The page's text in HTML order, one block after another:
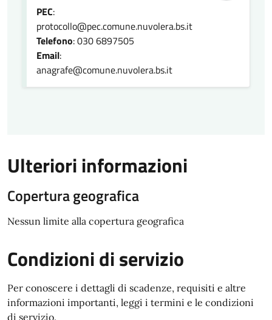
PEC:
protocollo@pec.comune.nuvolera.bs.it
Telefono: 030 6897505
Email:
anagrafe@comune.nuvolera.bs.it
Ulteriori informazioni
Copertura geografica
Nessun limite alla copertura geografica
Condizioni di servizio
Per conoscere i dettagli di scadenze, requisiti e altre
informazioni importanti, leggi i termini e le condizioni
di servizio.